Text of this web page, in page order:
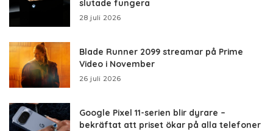
slutade fungera
28 juli 2026
Blade Runner 2099 streamar på Prime
Video i November
26 juli 2026
Google Pixel 11-serien blir dyrare –
bekräftat att priset ökar på alla telefoner